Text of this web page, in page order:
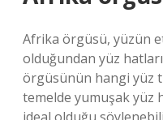
Afrika örgüsü, yüzün
olduğundan yüz
örgüsünün hangi yüz
temelde yumuşak yüz